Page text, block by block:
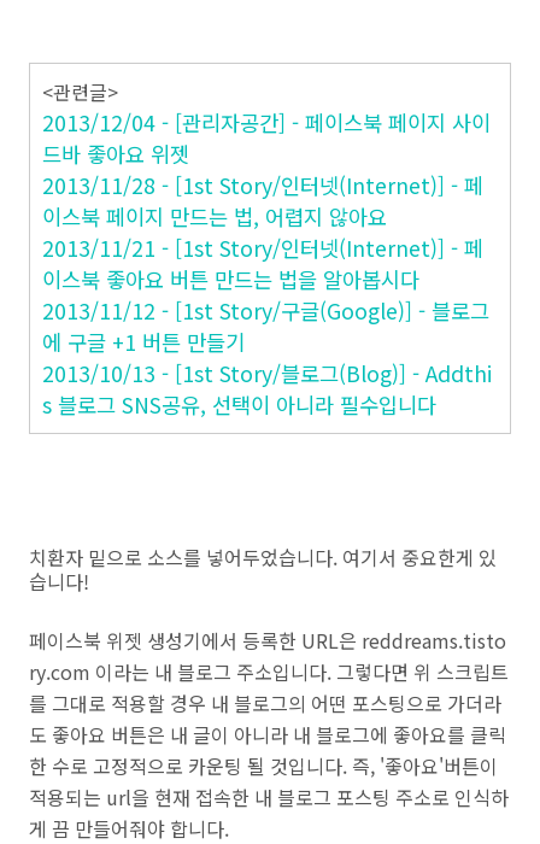
<관련글>
2013/12/04 - [관리자공간] - 페이스북 페이지 사이
드바 좋아요 위젯
2013/11/28 - [1st Story/인터넷(Internet)] - 페
이스북 페이지 만드는 법, 어렵지 않아요
2013/11/21 - [1st Story/인터넷(Internet)] - 페
이스북 좋아요 버튼 만드는 법을 알아봅시다
2013/11/12 - [1st Story/구글(Google)] - 블로그
에 구글 +1 버튼 만들기
2013/10/13 - [1st Story/블로그(Blog)] - Addthi
s 블로그 SNS공유, 선택이 아니라 필수입니다
치환자 밑으로 소스를 넣어두었습니다. 여기서 중요한게 있
습니다!
페이스북 위젯 생성기에서 등록한 URL은 reddreams.tisto
ry.com 이라는 내 블로그 주소입니다. 그렇다면 위 스크립트
를 그대로 적용할 경우 내 블로그의 어떤 포스팅으로 가더라
도 좋아요 버튼은 내 글이 아니라 내 블로그에 좋아요를 클릭
한 수로 고정적으로 카운팅 될 것입니다. 즉, '좋아요'버튼이
적용되는 url을 현재 접속한 내 블로그 포스팅 주소로 인식하
게 끔 만들어줘야 합니다.